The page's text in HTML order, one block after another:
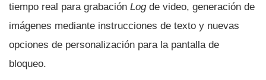
tiempo real para grabación Logde video, generación de
imágenes mediante instrucciones de texto y nuevas
opciones de personalización para la pantalla de
bloqueo.